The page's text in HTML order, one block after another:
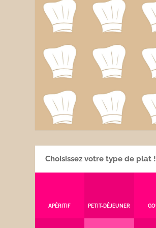
Choisissez votre type de plat !
APÉRITIF PETIT-DÉJEUNER